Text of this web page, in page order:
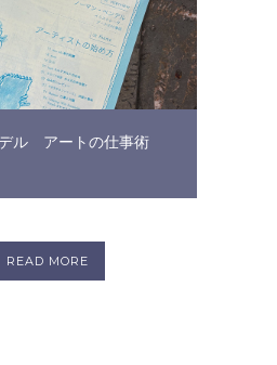
ル アートの仕事術
READ MORE